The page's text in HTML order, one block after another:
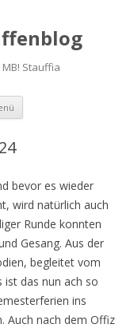
Stauffia
bevor es wieder
wird natürlich auch
Runde konnten
Gesang. Aus der
begleitet vom
ist das nun ach so
ins
Auch nach dem Offiz